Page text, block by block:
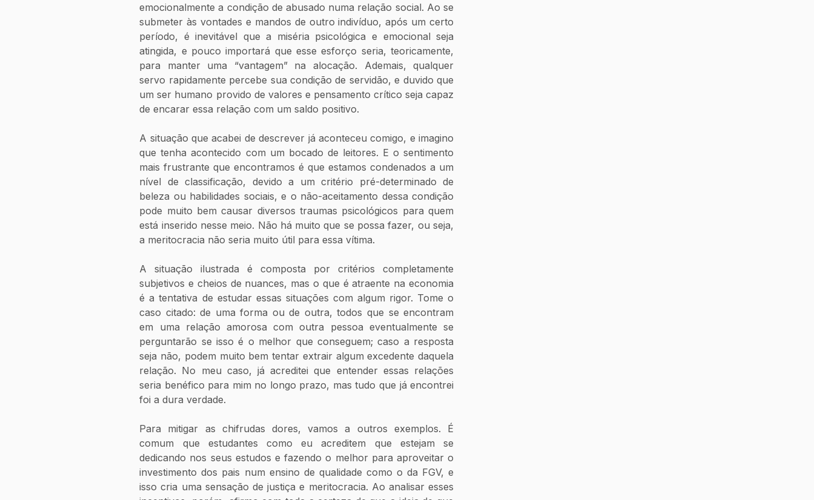
emocionalmente a condição de abusado numa relação social. Ao se
submeter às vontades e mandos de outro indivíduo, após um certo
período, é inevitável que a miséria psicológica e emocional seja
atingida, e pouco importará que esse esforço seria, teoricamente,
para manter uma “vantagem” na alocação. Ademais, qualquer
servo rapidamente percebe sua condição de servidão, e duvido que
um ser humano provido de valores e pensamento crítico seja capaz
de encarar essa relação com um saldo positivo.
A situação que acabei de descrever já aconteceu comigo, e imagino
que tenha acontecido com um bocado de leitores. E o sentimento
mais frustrante que encontramos é que estamos condenados a um
nível de classificação, devido a um critério pré-determinado de
beleza ou habilidades sociais, e o não-aceitamento dessa condição
pode muito bem causar diversos traumas psicológicos para quem
está inserido nesse meio. Não há muito que se possa fazer, ou seja,
a meritocracia não seria muito útil para essa vítima.
A situação ilustrada é composta por critérios completamente
subjetivos e cheios de nuances, mas o que é atraente na economia
é a tentativa de estudar essas situações com algum rigor. Tome o
caso citado: de uma forma ou de outra, todos que se encontram
em uma relação amorosa com outra pessoa eventualmente se
perguntarão se isso é o melhor que conseguem; caso a resposta
seja não, podem muito bem tentar extrair algum excedente daquela
relação. No meu caso, já acreditei que entender essas relações
seria benéfico para mim no longo prazo, mas tudo que já encontrei
foi a dura verdade.
Para mitigar as chifrudas dores, vamos a outros exemplos. É
comum que estudantes como eu acreditem que estejam se
dedicando nos seus estudos e fazendo o melhor para aproveitar o
investimento dos pais num ensino de qualidade como o da FGV, e
isso cria uma sensação de justiça e meritocracia. Ao analisar esses